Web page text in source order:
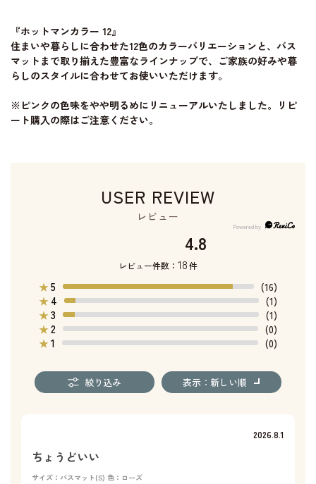
『ホットマンカラー 12』
住まいや暮らしに合わせた12色のカラーバリエーションと、バス
マットまで取り揃えた豊富なラインナップで、ご家族の好みや暮
らしのスタイルに合わせてお使いいただけます。
※ピンクの色味をやや明るめにリニューアルいたしました。リピ
ート購入の際はご注意ください。
USER REVIEW
レビュー
4.8
レビュー件数： 18件
★5
(16)
★ 4
(1)
★3
(1)
★2
(0)
★1 (0)
絞り込み 表示：新しい順
2026.8.1
ちょうどいい
サイズ：バスマット(S) 色：ローズ